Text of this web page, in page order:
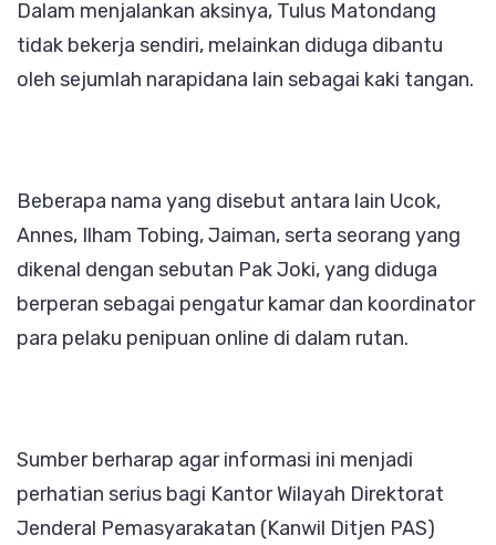
Dalam menjalankan aksinya, Tulus Matondang
tidak bekerja sendiri, melainkan diduga dibantu
oleh sejumlah narapidana lain sebagai kaki tangan.
Beberapa nama yang disebut antara lain Ucok,
Annes, Ilham Tobing, Jaiman, serta seorang yang
dikenal dengan sebutan Pak Joki, yang diduga
berperan sebagai pengatur kamar dan koordinator
para pelaku penipuan online di dalam rutan.
Sumber berharap agar informasi ini menjadi
perhatian serius bagi Kantor Wilayah Direktorat
Jenderal Pemasyarakatan (Kanwil Ditjen PAS)